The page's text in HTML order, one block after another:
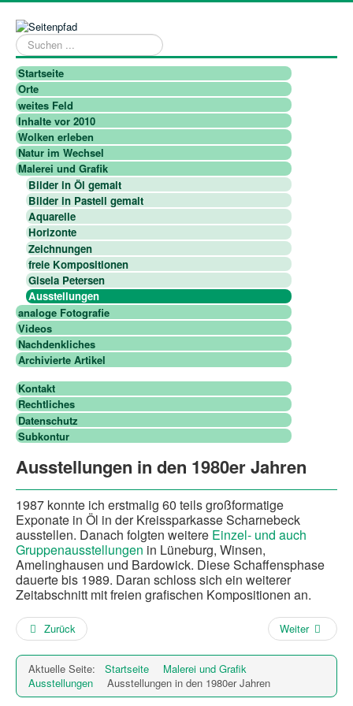
Suchen
...
Startseite
Orte
weites Feld
Inhalte vor 2010
Wolken erleben
Natur im Wechsel
Malerei und Grafik
Bilder in Öl gemalt
Bilder in Pastell gemalt
Aquarelle
Horizonte
Zeichnungen
freie Kompositionen
Gisela Petersen
Ausstellungen
analoge Fotografie
Videos
Nachdenkliches
Archivierte Artikel
Kontakt
Rechtliches
Datenschutz
Subkontur
Ausstellungen in den 1980er Jahren
1987 konnte ich erstmalig 60 teils großformatige
Exponate in Öl in der Kreissparkasse Scharnebeck
ausstellen. Danach folgten weitere Einzel- und auch
Gruppenausstellungen in Lüneburg, Winsen,
Amelinghausen und Bardowick. Diese Schaffensphase
dauerte bis 1989. Daran schloss sich ein weiterer
Zeitabschnitt mit freien grafischen Kompositionen an.
Zurück Weiter
Aktuelle Seite: Startseite
Malerei und Grafik
Ausstellungen
Ausstellungen in den 1980er Jahren